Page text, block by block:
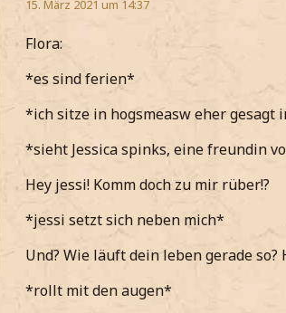
15. März 2021 um 14:37
Flora:
*es sind ferien*
*ich sitze in hogsmeasw eher gesagt
*sieht Jessica spinks, eine freundin
Hey jessi! Komm doch zu mir rüber!?
*jessi setzt sich neben mich*
Und? Wie läuft dein leben gerade
*rollt mit den augen*